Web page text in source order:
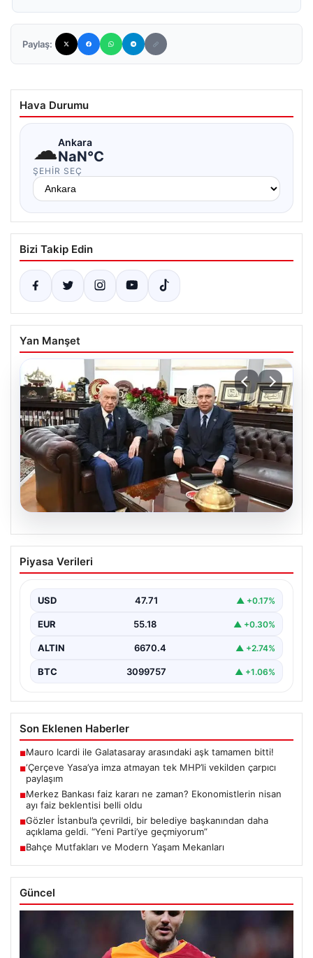
Paylaş:
Hava Durumu
☁Ankara
NaN°C
ŞEHIR SEÇ
Bizi Takip Edin
Yan Manşet
06.08.2026
‘Çerçeve Yasa’ya imza atmayan tek
MHP’li vekilden çarpıcı paylaşım
Piyasa Verileri
USD 47.71 ▲ +0.17%
EUR 55.18 ▲ +0.30%
ALTIN 6670.4 ▲ +2.74%
BTC 3099757 ▲ +1.06%
Son Eklenen Haberler
■Mauro Icardi ile Galatasaray arasındaki aşk tamamen bitti!
■‘Çerçeve Yasa’ya imza atmayan tek MHP’li vekilden çarpıcı
paylaşım
■Merkez Bankası faiz kararı ne zaman? Ekonomistlerin nisan
ayı faiz beklentisi belli oldu
■Gözler İstanbul’a çevrildi, bir belediye başkanından daha
açıklama geldi. “Yeni Parti’ye geçmiyorum”
■Bahçe Mutfakları ve Modern Yaşam Mekanları
Güncel